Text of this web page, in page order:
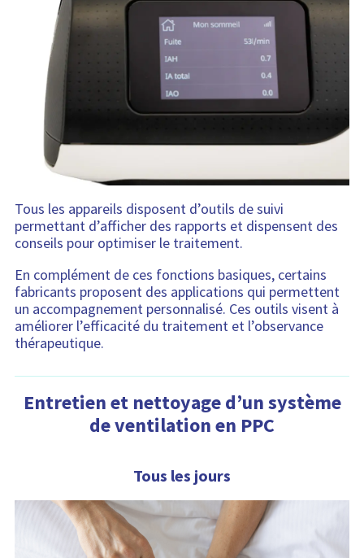
Tous les appareils disposent d’outils de suivi
permettant d’afficher des rapports et dispensent des
conseils pour optimiser le traitement.
En complément de ces fonctions basiques, certains
fabricants proposent des applications qui permettent
un accompagnement personnalisé. Ces outils visent à
améliorer l’efficacité du traitement et l’observance
thérapeutique.
Entretien et nettoyage d’un système
de ventilation en PPC
Tous les jours